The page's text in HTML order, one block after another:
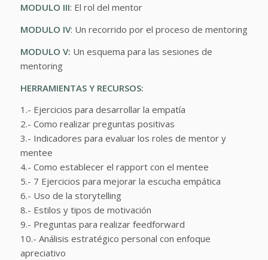
MODULO III: El rol del mentor
MODULO IV: Un recorrido por el proceso de mentoring
MODULO V: Un esquema para las sesiones de
mentoring
HERRAMIENTAS Y RECURSOS:
1.- Ejercicios para desarrollar la empatía
2.- Como realizar preguntas positivas
3.- Indicadores para evaluar los roles de mentor y
mentee
4.- Como establecer el rapport con el mentee
5.- 7 Ejercicios para mejorar la escucha empática
6.- Uso de la storytelling
8.- Estilos y tipos de motivación
9.- Preguntas para realizar feedforward
10.- Análisis estratégico personal con enfoque
apreciativo